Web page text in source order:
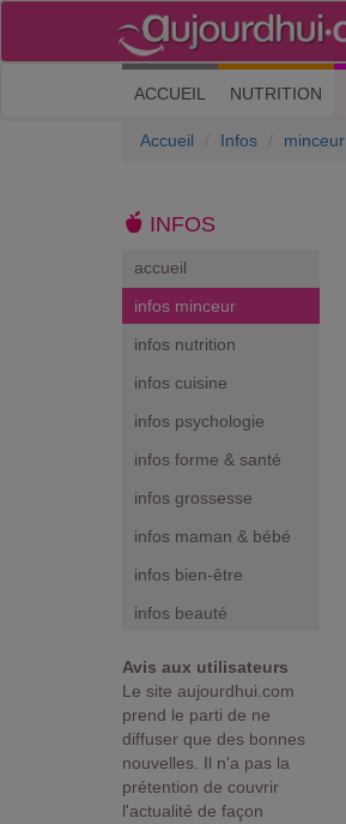
ACCUEIL (current)
NUTRITION
Accueil Infos minceur
INFOS
accueil
infos minceur
infos nutrition
infos cuisine
infos psychologie
infos forme & santé
infos grossesse
infos maman & bébé
infos bien-être
infos beauté
Avis aux utilisateurs
Le site aujourdhui.com
prend le parti de ne
diffuser que des bonnes
nouvelles. Il n'a pas la
prétention de couvrir
l'actualité de façon